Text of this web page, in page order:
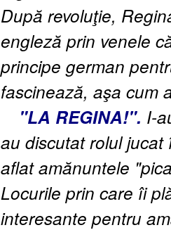
După revoluţie,
engleză prin venele
principe german
fascinează, aşa
"LA REGINA!". I-
au discutat rolul
aflat amănuntele
Locurile prin care îi
interesante pentru